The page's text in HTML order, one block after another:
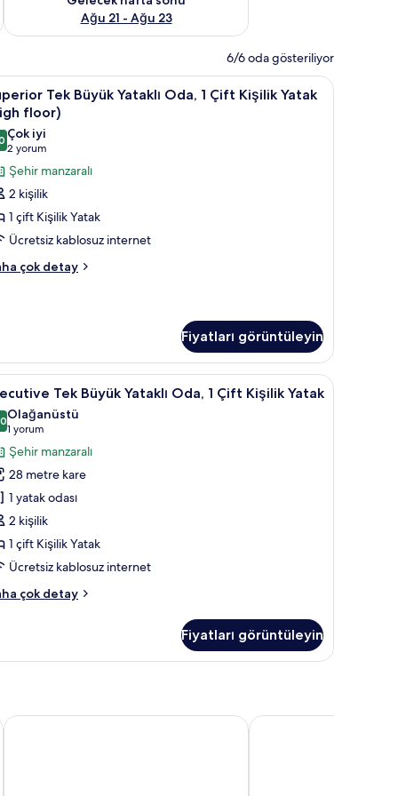
Ağu 21 - Ağu 23
6/6 oda gösteriliyor
ücretsiz kablosuz İnternetOdada kasa, güneşlik/perde, ütü/ütü
12
Tek Büyük Yataklı Oda, 1 Çift Kişilik Yatak
floor)
/ 10
Çok iyi
2 yorum
(2
yorum)
Şehir manzaralı
2 kişilik
1 çift Kişilik Yatak
Ücretsiz kablosuz internet
çok detay
Fiyatları görüntüleyin
ücretsiz kablosuz İnternetOdada kasa, güneşlik/perde, ütü/ütü
10 Tek Büyük Yataklı Oda, 1 Çift Kişilik Yatak
/ 10
Olağanüstü
1 yorum
(1
yorum)
Şehir manzaralı
28 metre kare
1 yatak odası
2 kişilik
1 çift Kişilik Yatak
Ücretsiz kablosuz internet
çok detay
Fiyatları görüntüleyin
Art Hotel Rotterdam Rotterdam Marriott